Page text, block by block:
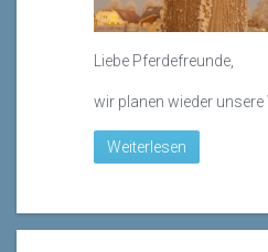
Liebe Pferdefreunde,
wir planen wieder
Weiterlesen